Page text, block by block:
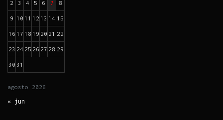
agosto 2026
2 3 4 5 6 7 8
9 10 11 12 13 14 15
16 17 18 19 20 21 22
23 24 25 26 27 28 29
30 31
« jun